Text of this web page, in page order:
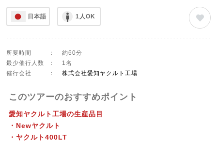
日本語 1人OK
所要時間 ：
約60分
最少催行人数
：
1名
催行会社
： 株式会社愛知ヤクルト工場
このツアーのおすすめポイント
愛知ヤクルト工場の生産品目
・Newヤクルト
・ヤクルト400LT